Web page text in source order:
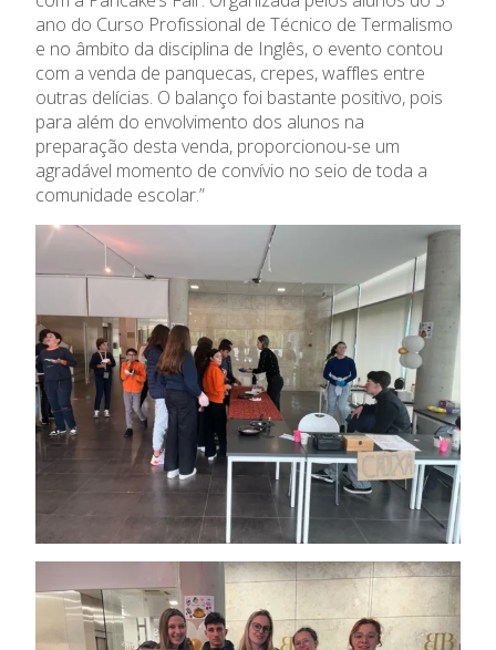
O Colégio
Instalações
Ofertas de emprego
Regulamentos
Jornal “O Coreto”
Privacidade
Oferta Formativa
Atividades de Interrupção
Letiva
Academia de Línguas
Ensino Profissional
Curso de Técnico/a de Apoio
à Família e à Comunidade
Ofertas de Emprego
Ano Letivo
Secretariado de Exames
Admissão
Informações
APEE
Notícias
ano do Curso Profissional de Técnico de Termalismo
e no âmbito da disciplina de Inglês, o evento contou
com a venda de panquecas, crepes, waffles entre
outras delícias. O balanço foi bastante positivo, pois
para além do envolvimento dos alunos na
preparação desta venda, proporcionou-se um
agradável momento de convívio no seio de toda a
comunidade escolar.”